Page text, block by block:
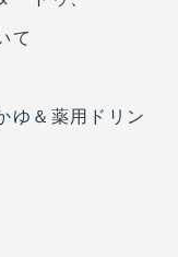
て
ゆ＆薬用ドリン